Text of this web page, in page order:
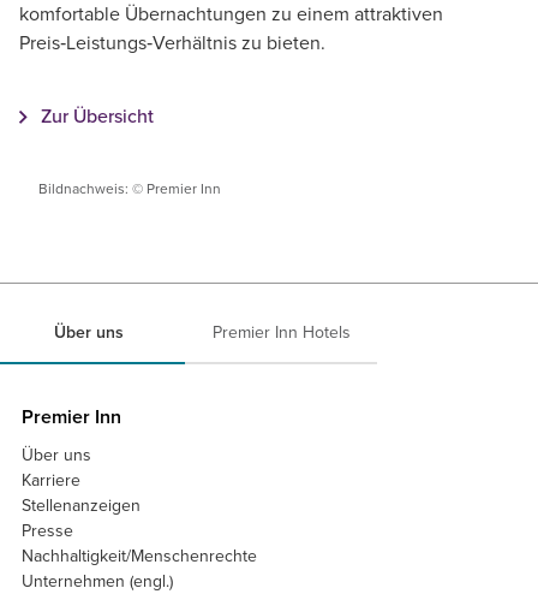
komfortable Übernachtungen zu einem attraktiven
Preis‑Leistungs‑Verhältnis zu bieten.
Zur Übersicht
Bildnachweis: © Premier Inn
Über uns Premier Inn Hotels
Premier Inn
Über uns
Karriere
Stellenanzeigen
Presse
Nachhaltigkeit/Menschenrechte
Unternehmen (engl.)